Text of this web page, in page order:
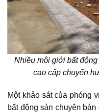
Nhiều môi giới bất
cao cấp chuyển
Một khảo sát của phóng
bất động sản chuyên bán